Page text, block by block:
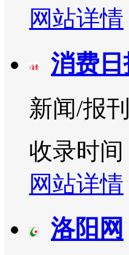
网站详情
消费日
新闻/报
收录时间
网站详情
洛阳网